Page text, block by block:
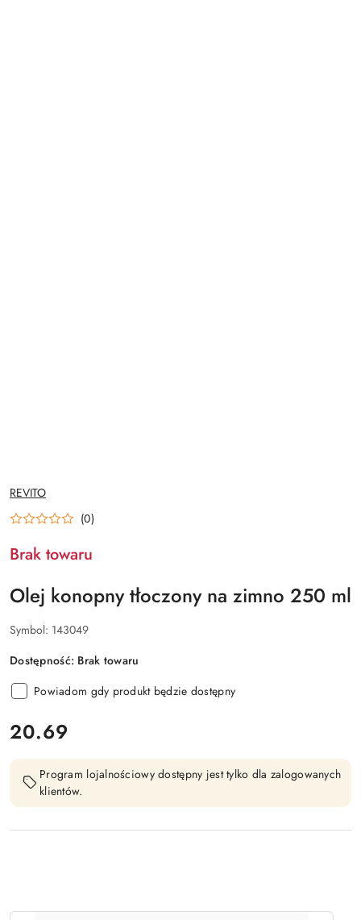
NAZWA
PRODUCENTA:
REVITO
(0)
Brak towaru
Olej konopny tłoczony na zimno 250 ml
Symbol: 143049
Dostępność: Brak towaru
Powiadom gdy produkt będzie dostępny
cena:
20.69
Program lojalnościowy dostępny jest tylko dla zalogowanych
klientów.